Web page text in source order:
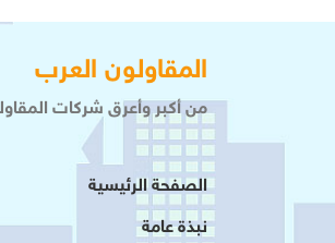
المقاولون العرب
من أكبر وأعرق شركات
الصفحة الرئيسية
نبذة عامة